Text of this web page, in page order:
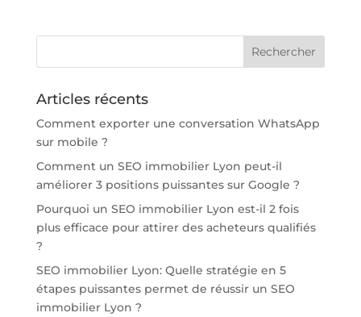
Articles récents
Comment exporter une conversation WhatsApp
sur mobile ?
Comment un SEO immobilier Lyon peut-il
améliorer 3 positions puissantes sur Google ?
Pourquoi un SEO immobilier Lyon est-il 2 fois
plus efficace pour attirer des acheteurs qualifiés
?
SEO immobilier Lyon: Quelle stratégie en 5
étapes puissantes permet de réussir un SEO
immobilier Lyon ?